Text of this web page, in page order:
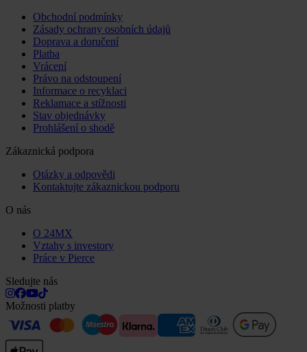
Obchodní podmínky
Zásady ochrany osobních údajů
Doprava a doručení
Platba
Vrácení
Právo na odstoupení
Informace o recyklaci
Reklamace a stížnosti
Stav objednávky
Prohlášení o shodě
Zákaznická podpora
Otázky a odpovědi
Kontaktujte zákaznickou podporu
O nás
O 24MX
Vztahy s investory
Práce v Pierce
Sledujte nás
Možnosti platby